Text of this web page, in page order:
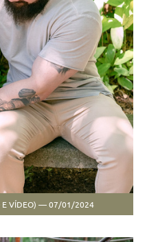
E VÍDEO) — 07/01/2024